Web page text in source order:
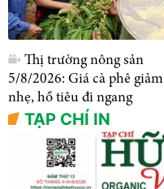
Thị trường nông sản
5/8/2026: Giá cà phê giảm
nhẹ, hồ tiêu đi ngang
TẠP CHÍ IN